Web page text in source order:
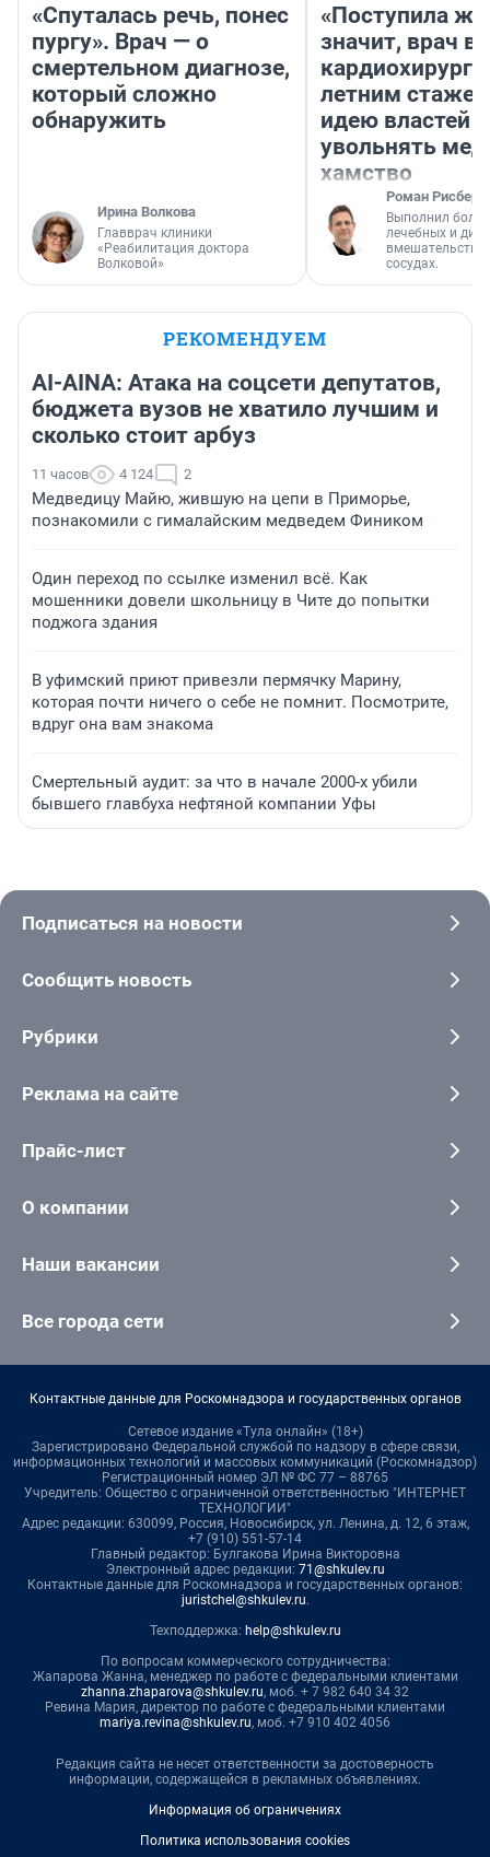
«Спуталась речь, понес
пургу». Врач — о
смертельном диагнозе,
который сложно
обнаружить
Ирина Волкова
Главврач клиники
«Реабилитация доктора
Волковой»
«Поступила
значит, врач
кардиохирург
летним
идею властей
увольнять
хамство
Роман Рисберг
Выполнил
лечебных и
вмешательств
сосудах.
РЕКОМЕНДУЕМ
AI-AINA: Атака на соцсети депутатов,
бюджета вузов не хватило лучшим и
сколько стоит арбуз
11 часов 4 124 2
Медведицу Майю, жившую на цепи в Приморье,
познакомили с гималайским медведем Фиником
Один переход по ссылке изменил всё. Как
мошенники довели школьницу в Чите до попытки
поджога здания
В уфимский приют привезли пермячку Марину,
которая почти ничего о себе не помнит. Посмотрите,
вдруг она вам знакома
Смертельный аудит: за что в начале 2000-х убили
бывшего главбуха нефтяной компании Уфы
Подписаться на новости
Сообщить новость
Рубрики
Реклама на сайте
Прайс-лист
О компании
Наши вакансии
Все города сети
Контактные данные для Роскомнадзора и государственных органов
Сетевое издание «Тула онлайн» (18+)
Зарегистрировано Федеральной службой по надзору в сфере связи,
информационных технологий и массовых коммуникаций (Роскомнадзор)
Регистрационный номер ЭЛ № ФС 77 – 88765
Учредитель: Общество с ограниченной ответственностью "ИНТЕРНЕТ
ТЕХНОЛОГИИ"
Адрес редакции: 630099, Россия, Новосибирск, ул. Ленина, д. 12, 6 этаж,
+7 (910) 551-57-14
Главный редактор: Булгакова Ирина Викторовна
Электронный адрес редакции: 71@shkulev.ru
Контактные данные для Роскомнадзора и государственных органов:
juristchel@shkulev.ru.
Техподдержка: help@shkulev.ru
По вопросам коммерческого сотрудничества:
Жапарова Жанна, менеджер по работе с федеральными клиентами
zhanna.zhaparova@shkulev.ru, моб. + 7 982 640 34 32
Ревина Мария, директор по работе с федеральными клиентами
mariya.revina@shkulev.ru, моб. +7 910 402 4056
Редакция сайта не несет ответственности за достоверность
информации, содержащейся в рекламных объявлениях.
Информация об ограничениях
Политика использования cookies